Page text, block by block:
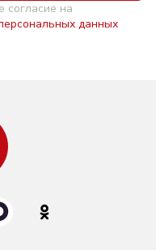
согласие на
данных